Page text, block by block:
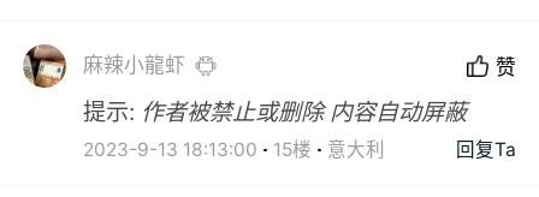
麻辣小龍虾 赞
提示: 作者被禁止或删除 内容自动屏蔽
2023-9-13 18:13:00 15楼 意大利 回复Ta